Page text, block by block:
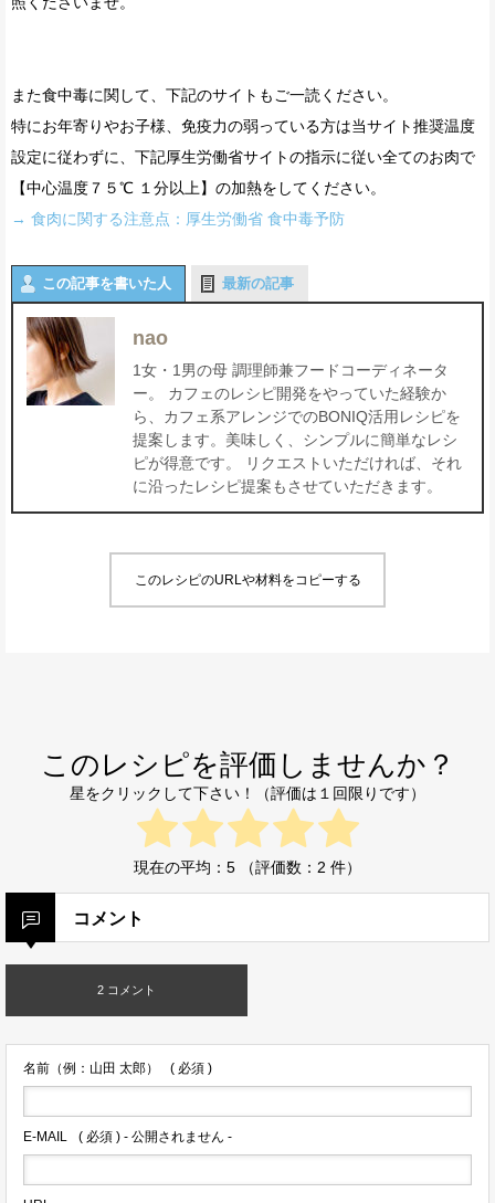
また食中毒に関して、下記のサイトもご一読ください。
特にお年寄りやお子様、免疫力の弱っている方は当サイト推奨温度
設定に従わずに、下記厚生労働省サイトの指示に従い全てのお肉で
【中心温度７５℃ １分以上】の加熱をしてください。
→ 食肉に関する注意点：厚生労働省 食中毒予防
この記事を書いた人 最新の記事
nao
1女・1男の母 調理師兼フードコーディネータ
ー。 カフェのレシピ開発をやっていた経験か
ら、カフェ系アレンジでのBONIQ活用レシピを
提案します。美味しく、シンプルに簡単なレシ
ピが得意です。 リクエストいただければ、それ
に沿ったレシピ提案もさせていただきます。
このレシピのURLや材料をコピーする
このレシピを評価しませんか？
星をクリックして下さい！（評価は１回限りです）
現在の平均： 5 （評価数： 2 件）
コメント
2 コメント
名前（例：山田 太郎） ( 必須 )
E-MAIL ( 必須 ) - 公開されません -